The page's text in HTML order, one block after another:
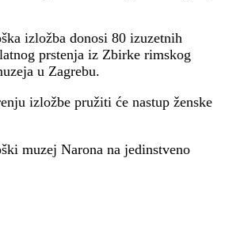
izložba donosi 80 izuzetnih
prstenja iz Zbirke rimskog
u Zagrebu.
izložbe pružiti će nastup ženske
muzej Narona na jedinstveno